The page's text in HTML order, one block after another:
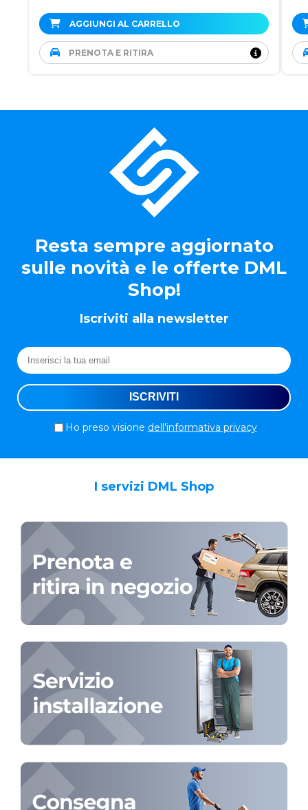
AGGIUNGI AL CARRELLO
PRENOTA E RITIRA
Resta sempre aggiornato
sulle novità e le offerte DML
Shop!
Iscriviti alla newsletter
Ho preso visione dell'informativa privacy
I servizi DML Shop